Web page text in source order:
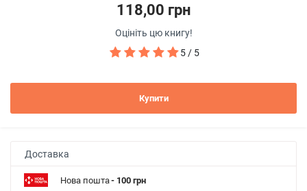
118,00 грн
Оцініть цю книгу!
5 / 5
Купити
Доставка
Нова пошта- 100 грн